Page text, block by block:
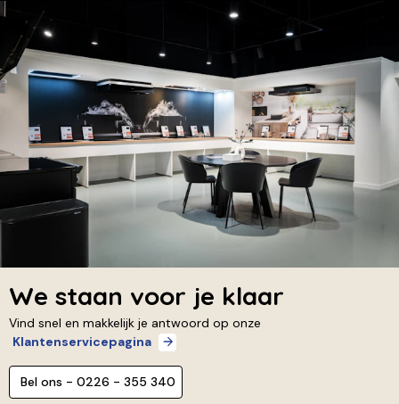
We staan voor je klaar
Vind snel en makkelijk je antwoord op onze
Klantenservicepagina
Bel ons - 0226 - 355 340